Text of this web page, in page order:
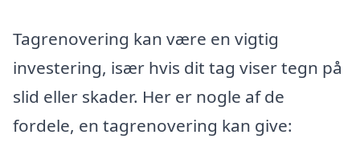
Tagrenovering kan være en vigtig
investering, især hvis dit tag viser tegn på
slid eller skader. Her er nogle af de
fordele, en tagrenovering kan give: